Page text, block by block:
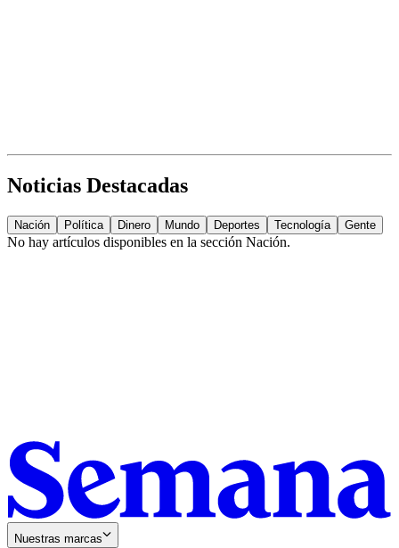
Noticias Destacadas
Nación Política Dinero Mundo Deportes Tecnología Gente
No hay artículos disponibles en la sección Nación.
Nuestras marcas